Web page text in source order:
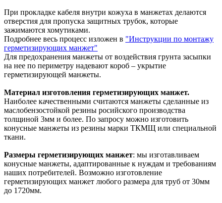
При прокладке кабеля внутри кожуха в манжетах делаются
отверстия для пропуска защитных трубок, которые
зажимаются хомутиками.
Подробнее весь процесс изложен в "Инструкции по монтажу
герметизирующих манжет"
Для предохранения манжеты от воздействия грунта засыпки
на нее по периметру надевают короб – укрытие
герметизирующей манжеты.
Материал изготовления герметизирующих манжет.
Наиболее качественными считаются манжеты сделанные из
маслобензостойкой резины росийского производства
толщиной 3мм и более. По запросу можно изготовить
конусные манжеты из резины марки ТКМЩ или специальной
ткани.
Размеры герметизирующих манжет: мы изготавливаем
конусные манжеты, адаптированные к нуждам и требованиям
наших потребителей. Возможно изготовление
герметизирующих манжет любого размера для труб от 30мм
до 1720мм.